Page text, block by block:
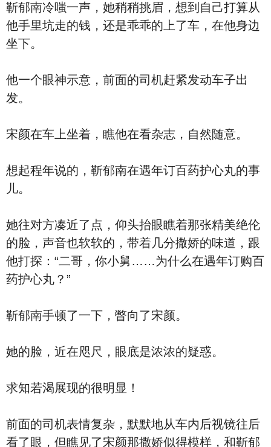
靳郁南冷嗤一声，她稍稍挑眉，想到自己打算从
他手里坑走的钱，还是乖乖的上了车，在他身边
坐下。
他一个眼神示意，前面的司机赶紧发动车子出
发。
宋颜在车上坐着，瞧他在看杂志，自然随意。
想起程年说的，靳郁南在遇年订百药护心丸的事
儿。
她往对方凑近了点，仰头抬眼瞧着那张精美绝伦
的脸，声音也软软的，带着几分撒娇的味道，跟
他打探：“二哥，你小舅……为什么在遇年订购百
药护心丸？”
靳郁南手顿了一下，瞥向了宋颜。
她的脸，近在咫尺，眼底是浓浓的疑惑。
求知若渴展现的很明显！
前面的司机表情复杂，默默地从车内后视镜往后
看了眼，但瞧见了宋颜那撒娇似得模样，和靳郁